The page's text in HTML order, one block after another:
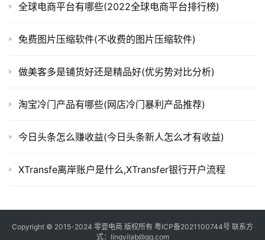
全球电商平台有哪些(2022全球电商平台排行榜)
免费图片压缩软件(不收费的图片压缩软件)
做美客多是铺货好还是精品好(优劣势对比分析)
淘宝冷门产品有哪些(网店冷门暴利产品推荐)
今日头条怎么赚收益(今日头条新人怎么才有收益)
XTransfe离岸账户是什么,XTransfer银行开户流程
Copyright © 2015-2024 零壹电商 版权所有 粤ICP备2021100744号 联系方
式：lingyilab@qq.com